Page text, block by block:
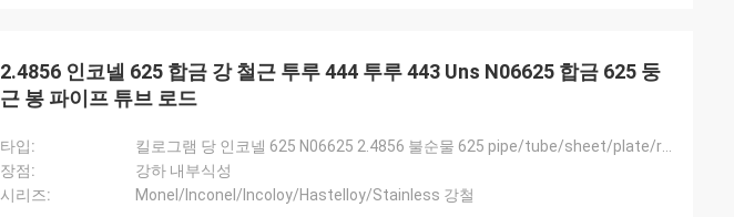
2.4856 인코넬 625 합금 강 철근 투루 444 투루 443 Uns N06625 합금 625 둥
근 봉 파이프 튜브 로드
타입:
장점:
강하 내부식성
시리즈:
Monel/Inconel/Incoloy/Hastelloy/Stainless 강철